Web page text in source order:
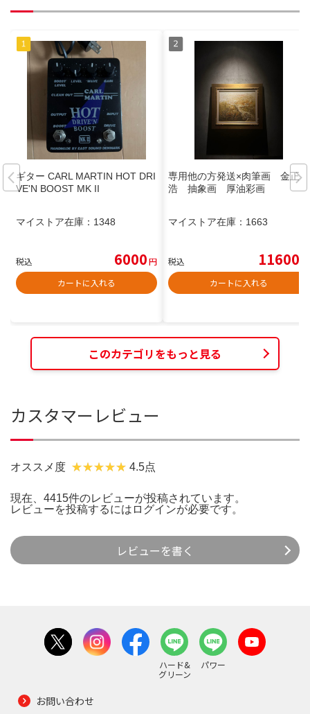
ギター CARL MARTIN HOT DRI
VE'N BOOST MK II
マイストア在庫： 1348
税込 6000円
カートに入れる
専用他の方発送×肉筆画 金正
浩 抽象画 厚油彩画
マイストア在庫： 1663
税込 11600
カートに入れる
このカテゴリをもっと見る
カスタマーレビュー
オススメ度 4.5点
現在、4415件のレビューが投稿されています。
レビューを投稿するには ログインが必要です。
レビューを書く
ハード&
グリーン
パワー
お問い合わせ